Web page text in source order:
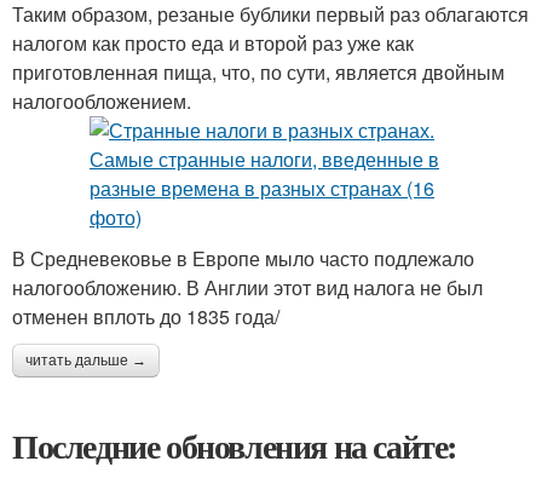
Таким образом, резаные бублики первый раз облагаются
налогом как просто еда и второй раз уже как
приготовленная пища, что, по сути, является двойным
налогообложением.
В Средневековье в Европе мыло часто подлежало
налогообложению. В Англии этот вид налога не был
отменен вплоть до 1835 года/
читать дальше →
Последние обновления на сайте: